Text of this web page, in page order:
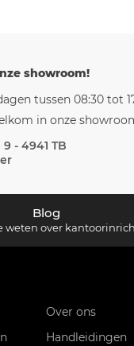
showroom!
tussen 08:30 tot
in onze
- 4941 TB
Blog
weten over
Over ons
Handleidingen